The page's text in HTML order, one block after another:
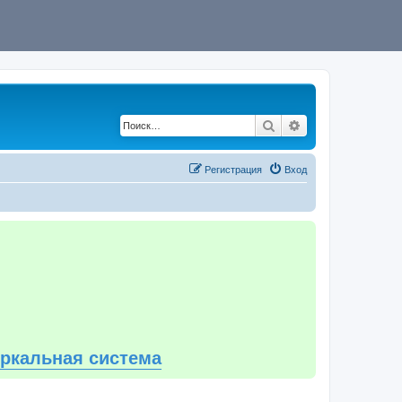
Поиск
Вход
Регистрация
система